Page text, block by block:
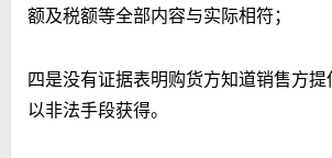
额及税额等全部内容与实际相符；
四是没有证据表明购货方知道销售方
以非法手段获得。